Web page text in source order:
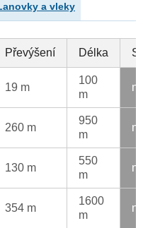
a vleky
Převýšení Délka
19 m
100
m
260 m
950
m
130 m
550
m
354 m
1600
m